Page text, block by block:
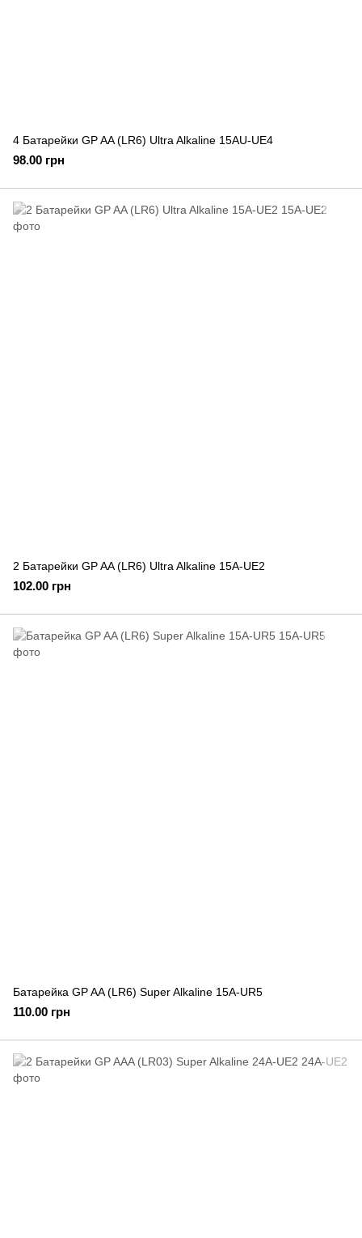
4 Батарейки GP AA (LR6) Ultra Alkaline 15AU-UE4
98.00 грн
2 Батарейки GP AA (LR6) Ultra Alkaline 15A-UE2
102.00 грн
Батарейка GP AA (LR6) Super Alkaline 15A-UR5
110.00 грн